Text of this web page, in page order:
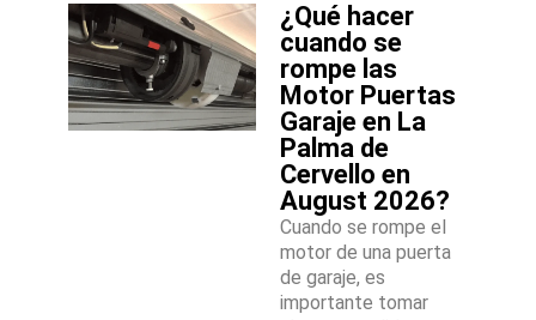
¿Qué hacer
cuando se
rompe las
Motor Puertas
Garaje en La
Palma de
Cervello en
August 2026?
Cuando se rompe el
motor de una puerta
de garaje, es
importante tomar